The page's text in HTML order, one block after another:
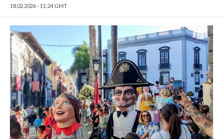
18.02.2026 - 11:24 GMT